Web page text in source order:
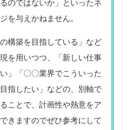
のではないか」といったネ
を与えかねません。
構築を目指している」など
を用いつつ、「新しい仕事
」「〇〇業界でこういった
指したい」などの、別軸で
ことで、計画性や熱意をア
きますのでぜひ参考にして